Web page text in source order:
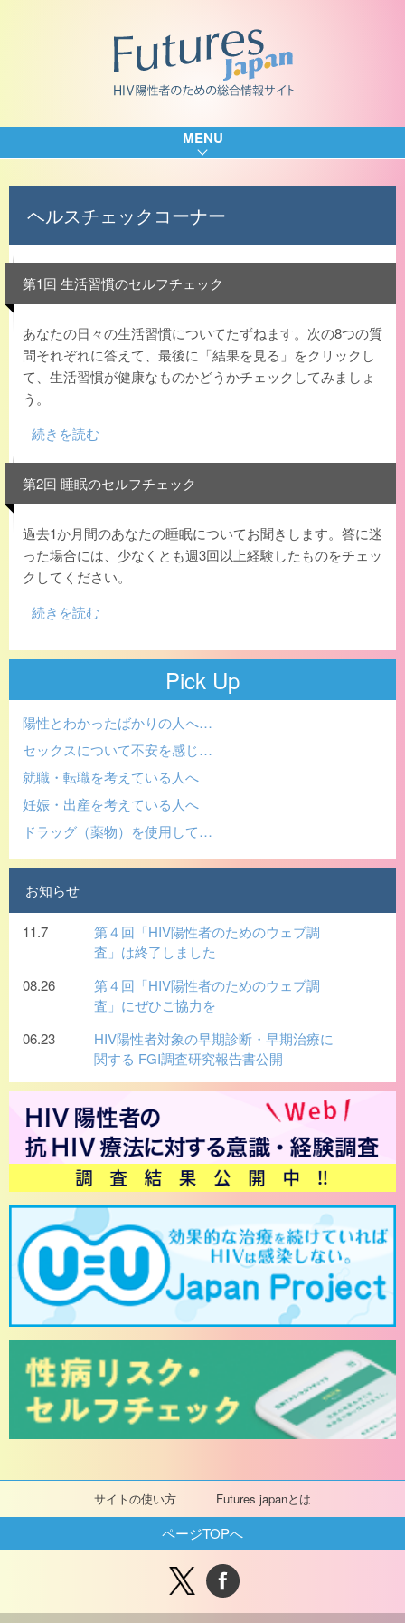
サイトの使い方 Futures japanとは
MENU
ヘルスチェックコーナー
第1回 生活習慣のセルフチェック
あなたの日々の生活習慣についてたずねます。次の8つの質
問それぞれに答えて、最後に「結果を見る」をクリックし
て、生活習慣が健康なものかどうかチェックしてみましょ
う。
続きを読む
第2回 睡眠のセルフチェック
過去1か月間のあなたの睡眠についてお聞きします。答に迷
った場合には、少なくとも週3回以上経験したものをチェッ
クしてください。
続きを読む
Pick Up
陽性とわかったばかりの人へ…
セックスについて不安を感じ…
就職・転職を考えている人へ
妊娠・出産を考えている人へ
ドラッグ（薬物）を使用して…
お知らせ
11.7
第４回「HIV陽性者のためのウェブ調
査」は終了しました
08.26
第４回「HIV陽性者のためのウェブ調
査」にぜひご協力を
06.23
HIV陽性者対象の早期診断・早期治療に
関する FGI調査研究報告書公開
ページTOPへ